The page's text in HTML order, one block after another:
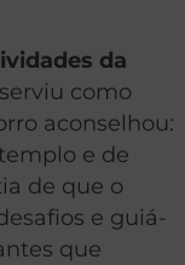
da
como
aconselhou:
e de
de que o
e guiá-
que